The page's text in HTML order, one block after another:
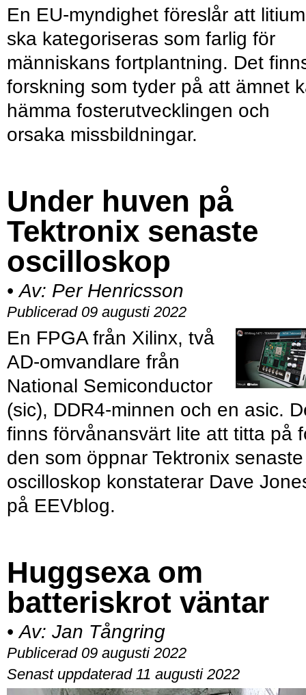
En EU-myndighet föreslår att litium
ska kategoriseras som farlig för
människans fortplantning. Det
forskning som tyder på att ämnet
hämma fosterutvecklingen och
orsaka missbildningar.
Under huven på
Tektronix senaste
oscilloskop
• Av: Per Henricsson
Publicerad 09 augusti 2022
En FPGA från Xilinx, två
AD-omvandlare från
National Semiconductor
(sic), DDR4-minnen och en asic.
finns förvånansvärt lite att titta på
den som öppnar Tektronix senaste
oscilloskop konstaterar Dave
på EEVblog.
Huggsexa om
batteriskrot väntar
• Av: Jan Tångring
Publicerad 09 augusti 2022
Senast uppdaterad 11 augusti 2022